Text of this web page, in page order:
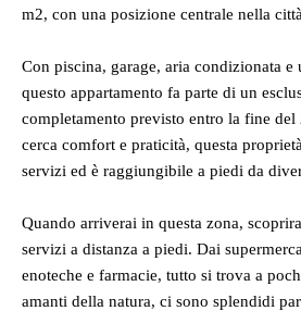
m2, con una posizione centrale nella
Con piscina, garage, aria condizionata
questo appartamento fa parte di un
completamento previsto entro la fine del
cerca comfort e praticità, questa
servizi ed è raggiungibile a piedi da
Quando arriverai in questa zona,
servizi a distanza a piedi. Dai
enoteche e farmacie, tutto si trova a
amanti della natura, ci sono splendidi